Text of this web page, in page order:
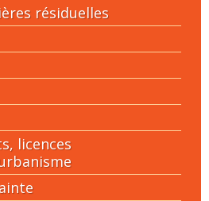
résiduelles
licences